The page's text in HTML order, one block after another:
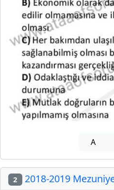
A
2 2018-2019